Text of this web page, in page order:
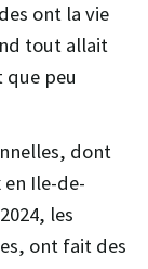
ont la vie
tout allait
que peu
dont
Ile-de-
les
ont fait des